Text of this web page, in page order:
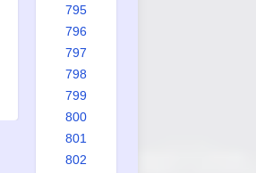
795
796
797
798
799
800
801
802